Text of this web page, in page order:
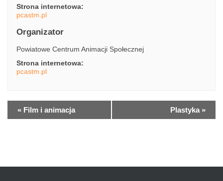
Strona internetowa:
pcastm.pl
Organizator
Powiatowe Centrum Animacji Społecznej
Strona internetowa:
pcastm.pl
« Film i animacja Plastyka »